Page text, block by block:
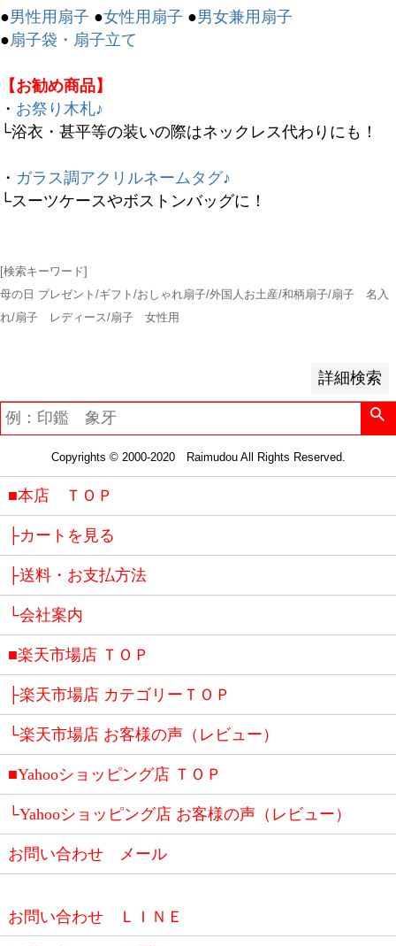
●男性用扇子 ●女性用扇子 ●男女兼用扇子
●扇子袋・扇子立て
【お勧め商品】
・ お祭り木札♪
└浴衣・甚平等の装いの際はネックレス代わりにも！
・ ガラス調アクリルネームタグ♪
└スーツケースやボストンバッグに！
[検索キーワード]
母の日 プレゼント/ギフト/おしゃれ扇子/外国人お土産/和柄扇子/扇子 名入
れ/扇子 レディース/扇子 女性用
詳細検索
予約商品
予約商品のみを表示
並び順
新着順
登録順
価格が安い順
レビュー順
Copyrights © 2000-2020 Raimudou All Rights Reserved.
■本店 ＴＯＰ
├カートを見る
├送料・お支払方法
└会社案内
■楽天市場店 ＴＯＰ
├楽天市場店 カテゴリーＴＯＰ
└楽天市場店 お客様の声（レビュー）
■Yahooショッピング店 ＴＯＰ
└Yahooショッピング店 お客様の声（レビュー）
お問い合わせ メール
お問い合わせ ＬＩＮＥ